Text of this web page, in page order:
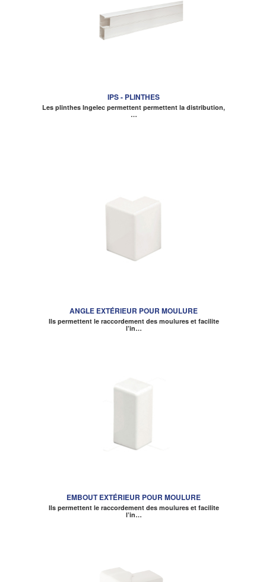
IPS - PLINTHES
Les plinthes Ingelec permettent permettent la distribution,
…
ANGLE EXTÉRIEUR POUR MOULURE
Ils permettent le raccordement des moulures et facilite
l’in…
EMBOUT EXTÉRIEUR POUR MOULURE
Ils permettent le raccordement des moulures et facilite
l’in…